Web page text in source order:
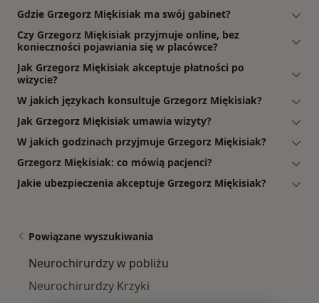
Gdzie Grzegorz Miękisiak ma swój gabinet?
Czy Grzegorz Miękisiak przyjmuje online, bez
konieczności pojawiania się w placówce?
Jak Grzegorz Miękisiak akceptuje płatności po
wizycie?
W jakich językach konsultuje Grzegorz Miękisiak?
Jak Grzegorz Miękisiak umawia wizyty?
W jakich godzinach przyjmuje Grzegorz Miękisiak?
Grzegorz Miękisiak: co mówią pacjenci?
Jakie ubezpieczenia akceptuje Grzegorz Miękisiak?
Powiązane wyszukiwania
Neurochirurdzy w pobliżu
Neurochirurdzy Krzyki